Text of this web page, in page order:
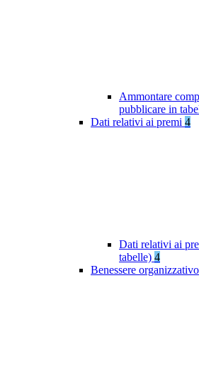
Ammontare
pubblicare in
Dati relativi ai premi 4
Dati relativi ai
tabelle) 4
Benessere organizzativo